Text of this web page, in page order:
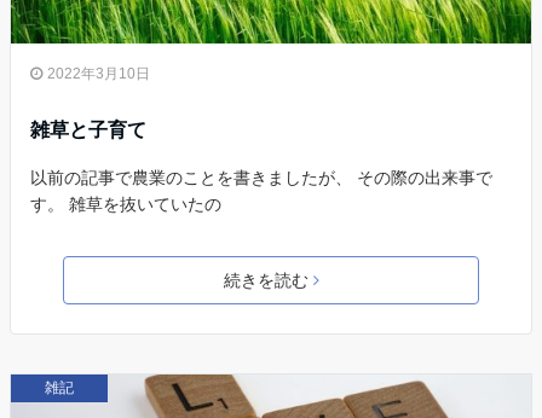
2022年3月10日
雑草と子育て
以前の記事で農業のことを書きましたが、 その際の出来事で
す。 雑草を抜いていたの
続きを読む
雑記